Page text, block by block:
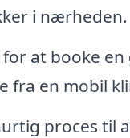
i nærheden.
at booke en
fra en mobil
proces til